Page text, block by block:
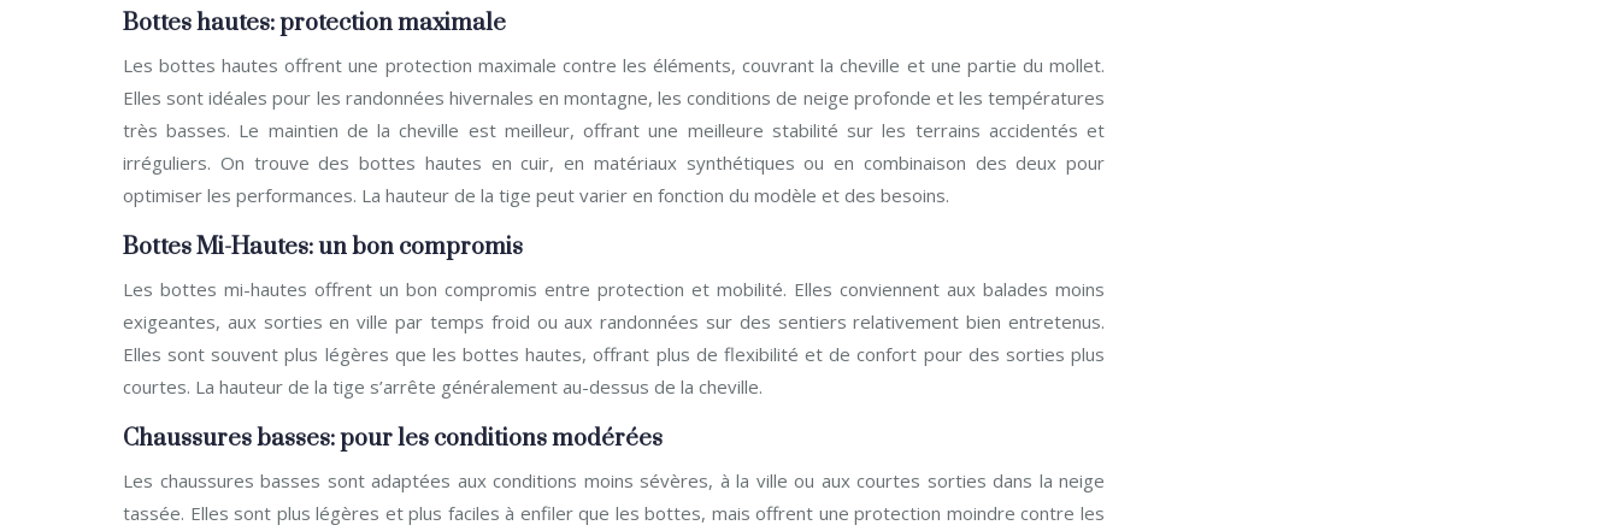
Bottes hautes: protection maximale
Les bottes hautes offrent une protection maximale contre les éléments, couvrant la cheville et une partie du mollet.
Elles sont idéales pour les randonnées hivernales en montagne, les conditions de neige profonde et les températures
très basses. Le maintien de la cheville est meilleur, offrant une meilleure stabilité sur les terrains accidentés et
irréguliers. On trouve des bottes hautes en cuir, en matériaux synthétiques ou en combinaison des deux pour
optimiser les performances. La hauteur de la tige peut varier en fonction du modèle et des besoins.
Bottes Mi-Hautes: un bon compromis
Les bottes mi-hautes offrent un bon compromis entre protection et mobilité. Elles conviennent aux balades moins
exigeantes, aux sorties en ville par temps froid ou aux randonnées sur des sentiers relativement bien entretenus.
Elles sont souvent plus légères que les bottes hautes, offrant plus de flexibilité et de confort pour des sorties plus
courtes. La hauteur de la tige s’arrête généralement au-dessus de la cheville.
Chaussures basses: pour les conditions modérées
Les chaussures basses sont adaptées aux conditions moins sévères, à la ville ou aux courtes sorties dans la neige
tassée. Elles sont plus légères et plus faciles à enfiler que les bottes, mais offrent une protection moindre contre les